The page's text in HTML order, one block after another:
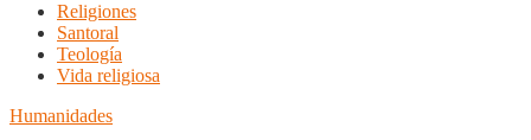
Religiones
Santoral
Teología
Vida religiosa
Humanidades